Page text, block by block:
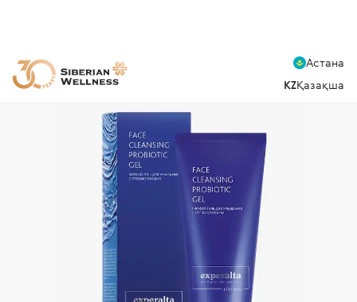
Астана
KZҚазақша